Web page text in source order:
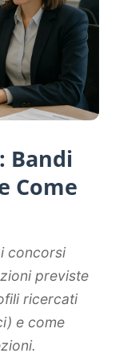
Bandi
Come
concorsi
previste
ricercati
e come